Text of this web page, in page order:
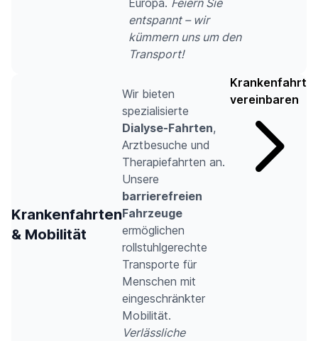
entspannt – wir
kümmern uns um den
Transport!
Krankenfahrten
& Mobilität
Wir bieten
spezialisierte
Dialyse-Fahrten,
Arztbesuche und
Therapiefahrten an.
Unsere
barrierefreien
Fahrzeuge
ermöglichen
rollstuhlgerechte
Transporte für
Menschen mit
eingeschränkter
Mobilität.
Verlässliche
Krankenfahrt
vereinbaren